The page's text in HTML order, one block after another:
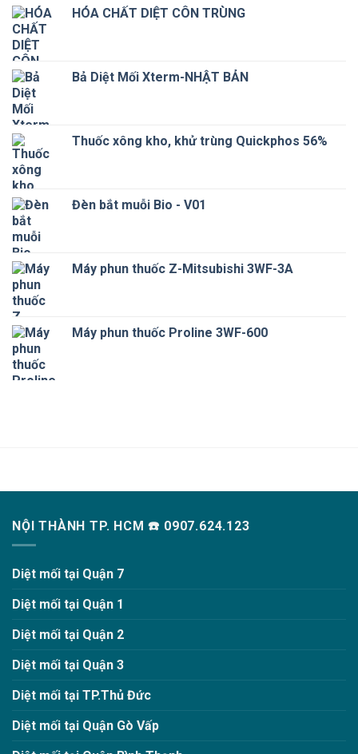
HÓA CHẤT DIỆT CÔN TRÙNG
Bả Diệt Mối Xterm-NHẬT BẢN
Thuốc xông kho, khử trùng Quickphos 56%
Đèn bắt muỗi Bio - V01
Máy phun thuốc Z-Mitsubishi 3WF-3A
Máy phun thuốc Proline 3WF-600
NỘI THÀNH TP. HCM ☎️ 0907.624.123
Diệt mối tại Quận 7
Diệt mối tại Quận 1
Diệt mối tại Quận 2
Diệt mối tại Quận 3
Diệt mối tại TP.Thủ Đức
Diệt mối tại Quận Gò Vấp